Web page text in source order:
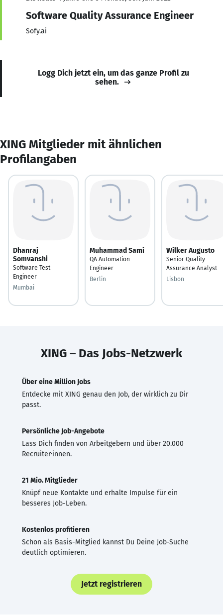
Software Quality Assurance Engineer
Sofy.ai
Logg Dich jetzt ein, um das ganze Profil zu
sehen.
XING Mitglieder mit ähnlichen
Profilangaben
Dhanraj
Somvanshi
Software Test
Engineer
Mumbai
Muhammad Sami
QA Automation
Engineer
Berlin
Wilker Augusto
Senior Quality
Assurance Analyst
Lisbon
XING – Das Jobs-Netzwerk
Über eine Million Jobs
Entdecke mit XING genau den Job, der wirklich zu Dir
passt.
Persönliche Job-Angebote
Lass Dich finden von Arbeitgebern und über 20.000
Recruiter·innen.
21 Mio. Mitglieder
Knüpf neue Kontakte und erhalte Impulse für ein
besseres Job-Leben.
Kostenlos profitieren
Schon als Basis-Mitglied kannst Du Deine Job-Suche
deutlich optimieren.
Jetzt registrieren